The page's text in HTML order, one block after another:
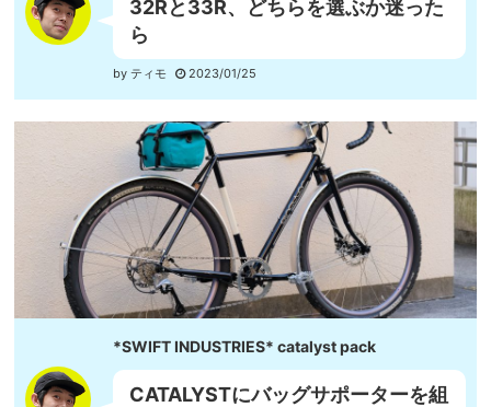
32Rと33R、どちらを選ぶか迷った
ら
by ティモ 2023/01/25
*SWIFT INDUSTRIES* catalyst pack
CATALYSTにバッグサポーターを組